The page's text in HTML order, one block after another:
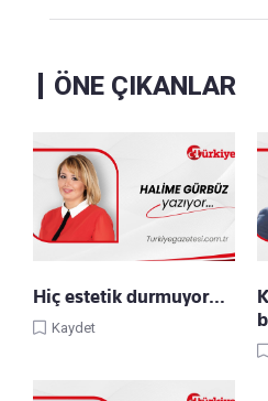
ÖNE ÇIKANLAR
Hiç estetik durmuyor…
Kaydet